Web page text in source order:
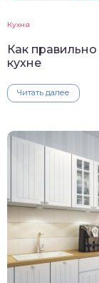
Кухня
Как
кухне
Читать далее